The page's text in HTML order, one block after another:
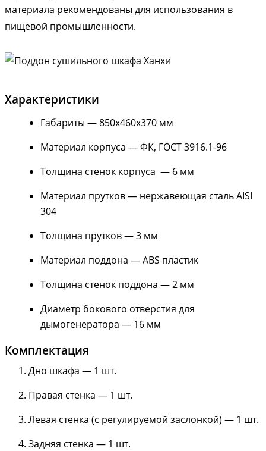
материала рекомендованы для использования в
пищевой промышленности.
Характеристики
Габариты — 850х460х370 мм
Материал корпуса — ФК, ГОСТ 3916.1-96
Толщина стенок корпуса — 6 мм
Материал прутков — нержавеющая сталь AISI
304
Толщина прутков — 3 мм
Материал поддона — ABS пластик
Толщина стенок поддона — 2 мм
Диаметр бокового отверстия для
дымогенератора — 16 мм
Комплектация
Дно шкафа — 1 шт.
Правая стенка — 1 шт.
Левая стенка (с регулируемой заслонкой) — 1 шт.
Задняя стенка — 1 шт.